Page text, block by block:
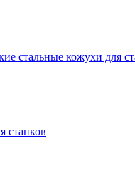
стальные кожухи для
станков